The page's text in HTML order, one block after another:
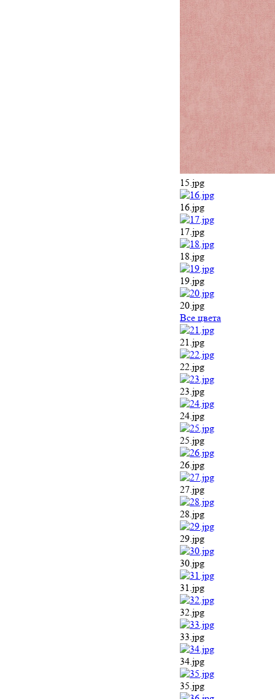
15.jpg
16.jpg
17.jpg
18.jpg
19.jpg
20.jpg
Все цвета
21.jpg
22.jpg
23.jpg
24.jpg
25.jpg
26.jpg
27.jpg
28.jpg
29.jpg
30.jpg
31.jpg
32.jpg
33.jpg
34.jpg
35.jpg